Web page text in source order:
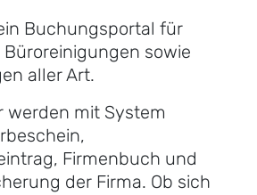
Buchungsportal für
sowie
aller Art.
werden mit System
Firmenbuch und
der Firma. Ob sich